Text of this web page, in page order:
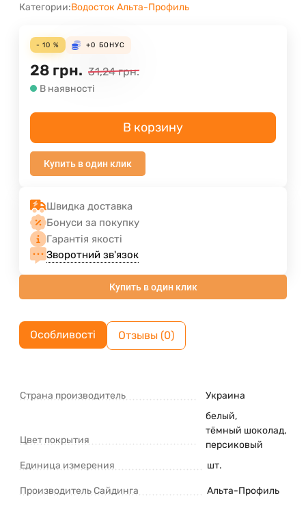
Категории:Водосток Альта-Профиль
- 10 % +0 БОНУС
28 грн. 31,24 грн.
В наявності
В корзину
Купить в один клик
Швидка доставка
Бонуси за покупку
Гарантія якості
Зворотний зв'язок
Купить в один клик
Особливості Отзывы (0)
Страна производитель Украина
Цвет покрытия
белый,
тёмный шоколад,
персиковый
Единица измерения
шт.
Производитель Сайдинга Альта-Профиль